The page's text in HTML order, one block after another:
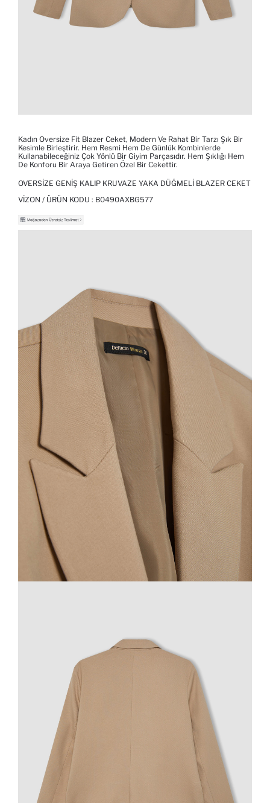
Kadın Oversize Fit Blazer Ceket, Modern Ve Rahat Bir Tarzı Şık Bir
Kesimle Birleştirir. Hem Resmi Hem De Günlük Kombinlerde
Kullanabileceğiniz Çok Yönlü Bir Giyim Parçasıdır. Hem Şıklığı Hem
De Konforu Bir Araya Getiren Özel Bir Cekettir.
OVERSIZE GENIŞ KALIP KRUVAZE YAKA DÜĞMELI BLAZER CEKET
VIZON / ÜRÜN KODU : B0490AXBG577